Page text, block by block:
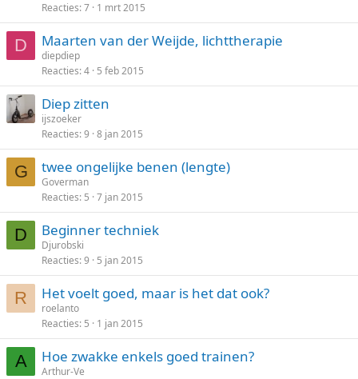
Reacties 7 1 mrt 2015
D Maarten van der Weijde, lichttherapie
diepdiep
Reacties 4 5 feb 2015
Diep zitten
ijszoeker
Reacties 9 8 jan 2015
G twee ongelijke benen (lengte)
Goverman
Reacties 5 7 jan 2015
D Beginner techniek
Djurobski
Reacties 9 5 jan 2015
R Het voelt goed, maar is het dat ook?
roelanto
Reacties 5 1 jan 2015
A Hoe zwakke enkels goed trainen?
Arthur-Ve